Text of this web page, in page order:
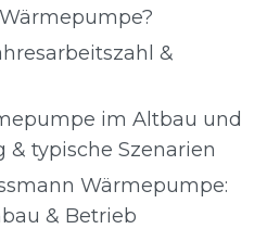
&
im Altbau und
& typische Szenarien
Wärmepumpe:
& Betrieb